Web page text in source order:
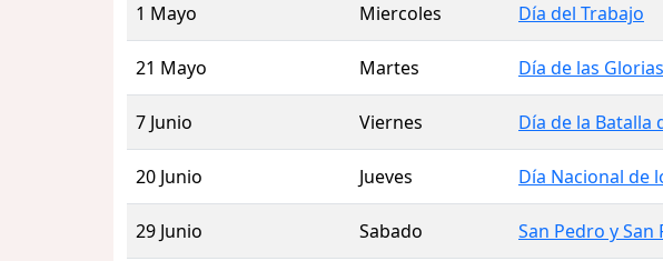
1 Mayo Miercoles Día del Trabajo
21 Mayo Martes Día de las
7 Junio Viernes Día de la Batalla
20 Junio Jueves Día Nacional de
29 Junio Sabado San Pedro y San